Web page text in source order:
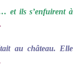
et ils s’enfuirent à
au château. Elle